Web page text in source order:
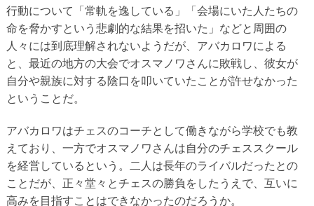
行動について「常軌を逸している」「会場にいた人たちの
命を脅かすという悲劇的な結果を招いた」などと周囲の
人々には到底理解されないようだが、アバカロワによる
と、最近の地方の大会でオスマノワさんに敗戦し、彼女が
自分や親族に対する陰口を叩いていたことが許せなかった
ということだ。
アバカロワはチェスのコーチとして働きながら学校でも教
えており、一方でオスマノワさんは自分のチェススクール
を経営しているという。二人は長年のライバルだったとの
ことだが、正々堂々とチェスの勝負をしたうえで、互いに
高みを目指すことはできなかったのだろうか。